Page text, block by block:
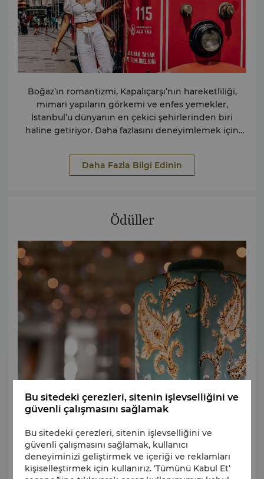
Mağazalar Hediye Mağazası Yiyecek ve İçecek 24 Saat
Oda Servisi 2 Restoran ve 1 Bar Lobby Lounge
Fonksiyonel Destek Merkezi (24 saat) Fonksiyonel
Destek Merkezi, üst düzey yöneticilere konforlu bir iş
ortamı sağlar. Fonksiyonel Destek Merkezi hizmetleri
ve olanakları şunlardır: Tesisler Konferans Hizmetleri
Bölmeleri Hizmetler Kartvizit Baskı Hizmeti İnternet
Erişimi Faks Hizmetleri Fotokopi Hizmetleri Tercüme
/ Simültane Tercüme Hizmetleri Havayolu / Tren Bilet
Alma ve Rezervasyon Hizmetleri Ekipman İnternet
Boğaz’ın romantizmi, Kapalıçarşı’nın hareketliliği,
mimari yapıların görkemi ve enfes yemekler,
İstanbul’u dünyanın en çekici şehirlerinden biri
haline getiriyor. Daha fazlasını deneyimlemek için
Daha Fazla Bilgi Edinin
Ödüller
James Hilton’un 1933 tarihli romanı Lost Horizon’da
Shangri-La adı, resort ve otellerimizin dünya çapında
tanınan hizmet kalitesini ve huzurlu atmosferini
özetliyor. Shangri-La Bosphorus olarak ünlü Asya
misafirperverliğimizle global ödüllere layık
Bu sitedeki çerezleri, sitenin işlevselliğini ve
güvenli çalışmasını sağlamak
Bu sitedeki çerezleri, sitenin işlevselliğini ve
güvenli çalışmasını sağlamak, kullanıcı
deneyiminizi geliştirmek ve içeriği ve reklamları
kişiselleştirmek için kullanırız. ‘Tümünü Kabul Et’